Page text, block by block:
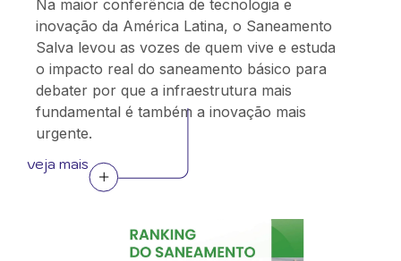
Na maior conferência de tecnologia e
inovação da América Latina, o Saneamento
Salva levou as vozes de quem vive e estuda
o impacto real do saneamento básico para
debater por que a infraestrutura mais
fundamental é também a inovação mais
urgente.
veja mais